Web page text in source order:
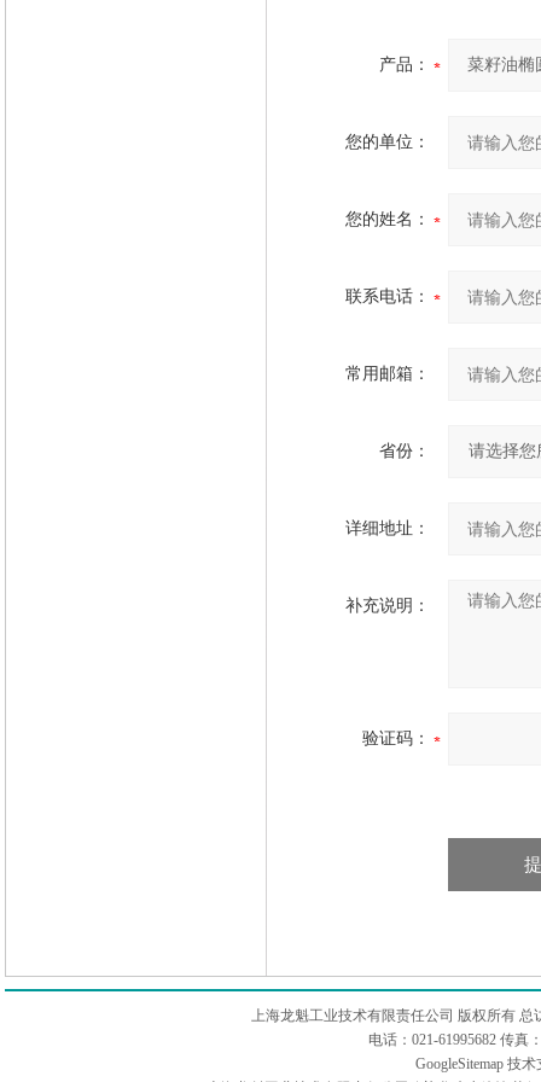
产品：
您的单位：
您的姓名：
联系电话：
常用邮箱：
省份：
详细地址：
补充说明：
验证码：
上海龙魁工业技术有限责任公司 版权所有 总
电话：021-61995682 传真
GoogleSitemap技术